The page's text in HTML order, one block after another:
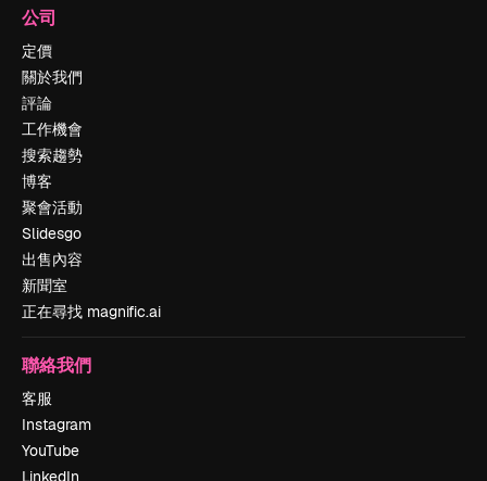
公司
定價
關於我們
評論
工作機會
搜索趨勢
博客
聚會活動
Slidesgo
出售內容
新聞室
正在尋找 magnific.ai
聯絡我們
客服
Instagram
YouTube
LinkedIn